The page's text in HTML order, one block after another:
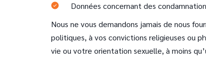
Données concernant des
Nous ne vous demandons jamais de nous
politiques, à vos convictions religieuses ou
vie ou votre orientation sexuelle, à moins